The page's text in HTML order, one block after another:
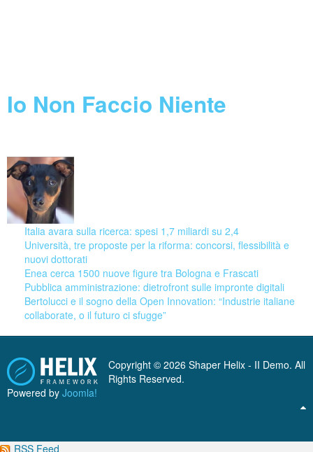
Io Non Faccio Niente
Italia avara sulla ricerca: spesi 1,7 miliardi su 2,4
Università, tre proposte per la riforma: concorsi, flessibilità e
nuovi dottorati
Enea cerca 1500 nuove figure tra Bologna e Frascati
Pubblica amministrazione: dietrofront sulle impronte digitali
Bertolucci e il sogno della Open Innovation: “Industrie italiane
collaborate, o il futuro ci sfugge”
Copyright © 2026 Shaper Helix - II Demo. All
Rights Reserved.
Powered by Joomla!
RSS Feed